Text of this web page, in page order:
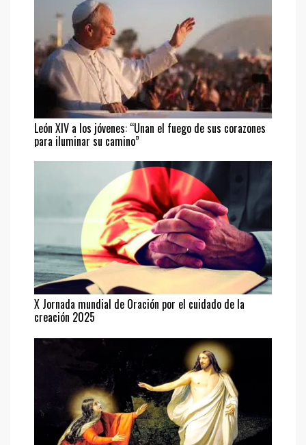
León XIV a los jóvenes: “Unan el fuego de sus corazones
para iluminar su camino”
X Jornada mundial de Oración por el cuidado de la
creación 2025